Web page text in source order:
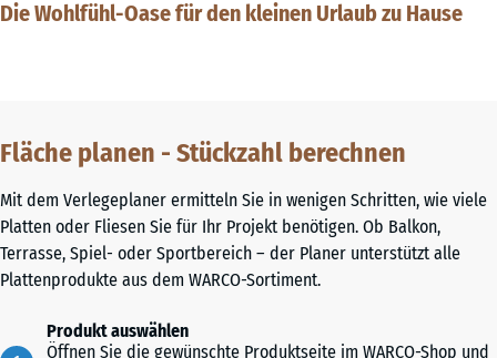
Die Wohlfühl-Oase für den kleinen Urlaub zu Hause
Fläche planen - Stückzahl berechnen
Mit dem Verlegeplaner ermitteln Sie in wenigen Schritten, wie viele
Platten oder Fliesen Sie für Ihr Projekt benötigen. Ob Balkon,
Terrasse, Spiel- oder Sportbereich – der Planer unterstützt alle
Plattenprodukte aus dem WARCO-Sortiment.
Produkt auswählen
Öffnen Sie die gewünschte Produktseite im WARCO-Shop und